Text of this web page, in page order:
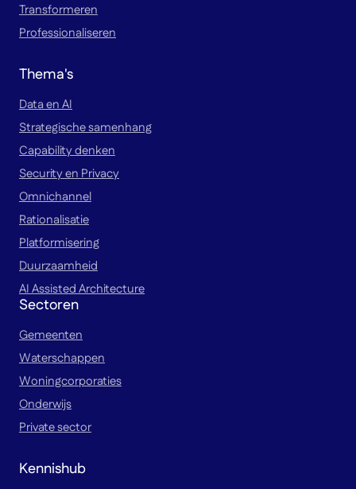
Transformeren
Professionaliseren
Thema's
Data en AI
Strategische samenhang
Capability denken
Security en Privacy
Omnichannel
Rationalisatie
Platformisering
Duurzaamheid
AI Assisted Architecture
Sectoren
Gemeenten
Waterschappen
Woningcorporaties
Onderwijs
Private sector
Kennishub